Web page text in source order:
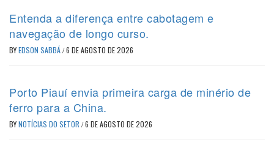
Entenda a diferença entre cabotagem e
navegação de longo curso.
BYEDSON SABBÁ/6 DE AGOSTO DE 2026
Porto Piauí envia primeira carga de minério de
ferro para a China.
BYNOTÍCIAS DO SETOR /6 DE AGOSTO DE 2026